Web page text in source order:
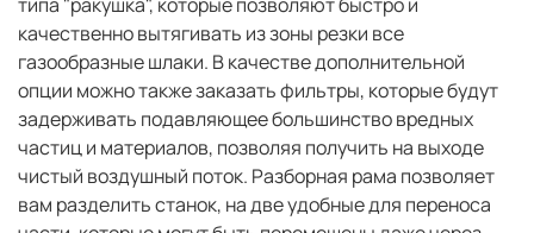
качественно вытягивать из зоны резки все
газообразные шлаки. В качестве дополнительной
опции можно также заказать фильтры, которые будут
задерживать подавляющее большинство вредных
частиц и материалов, позволяя получить на выходе
чистый воздушный поток. Разборная рама позволяет
вам разделить станок, на две удобные для переноса